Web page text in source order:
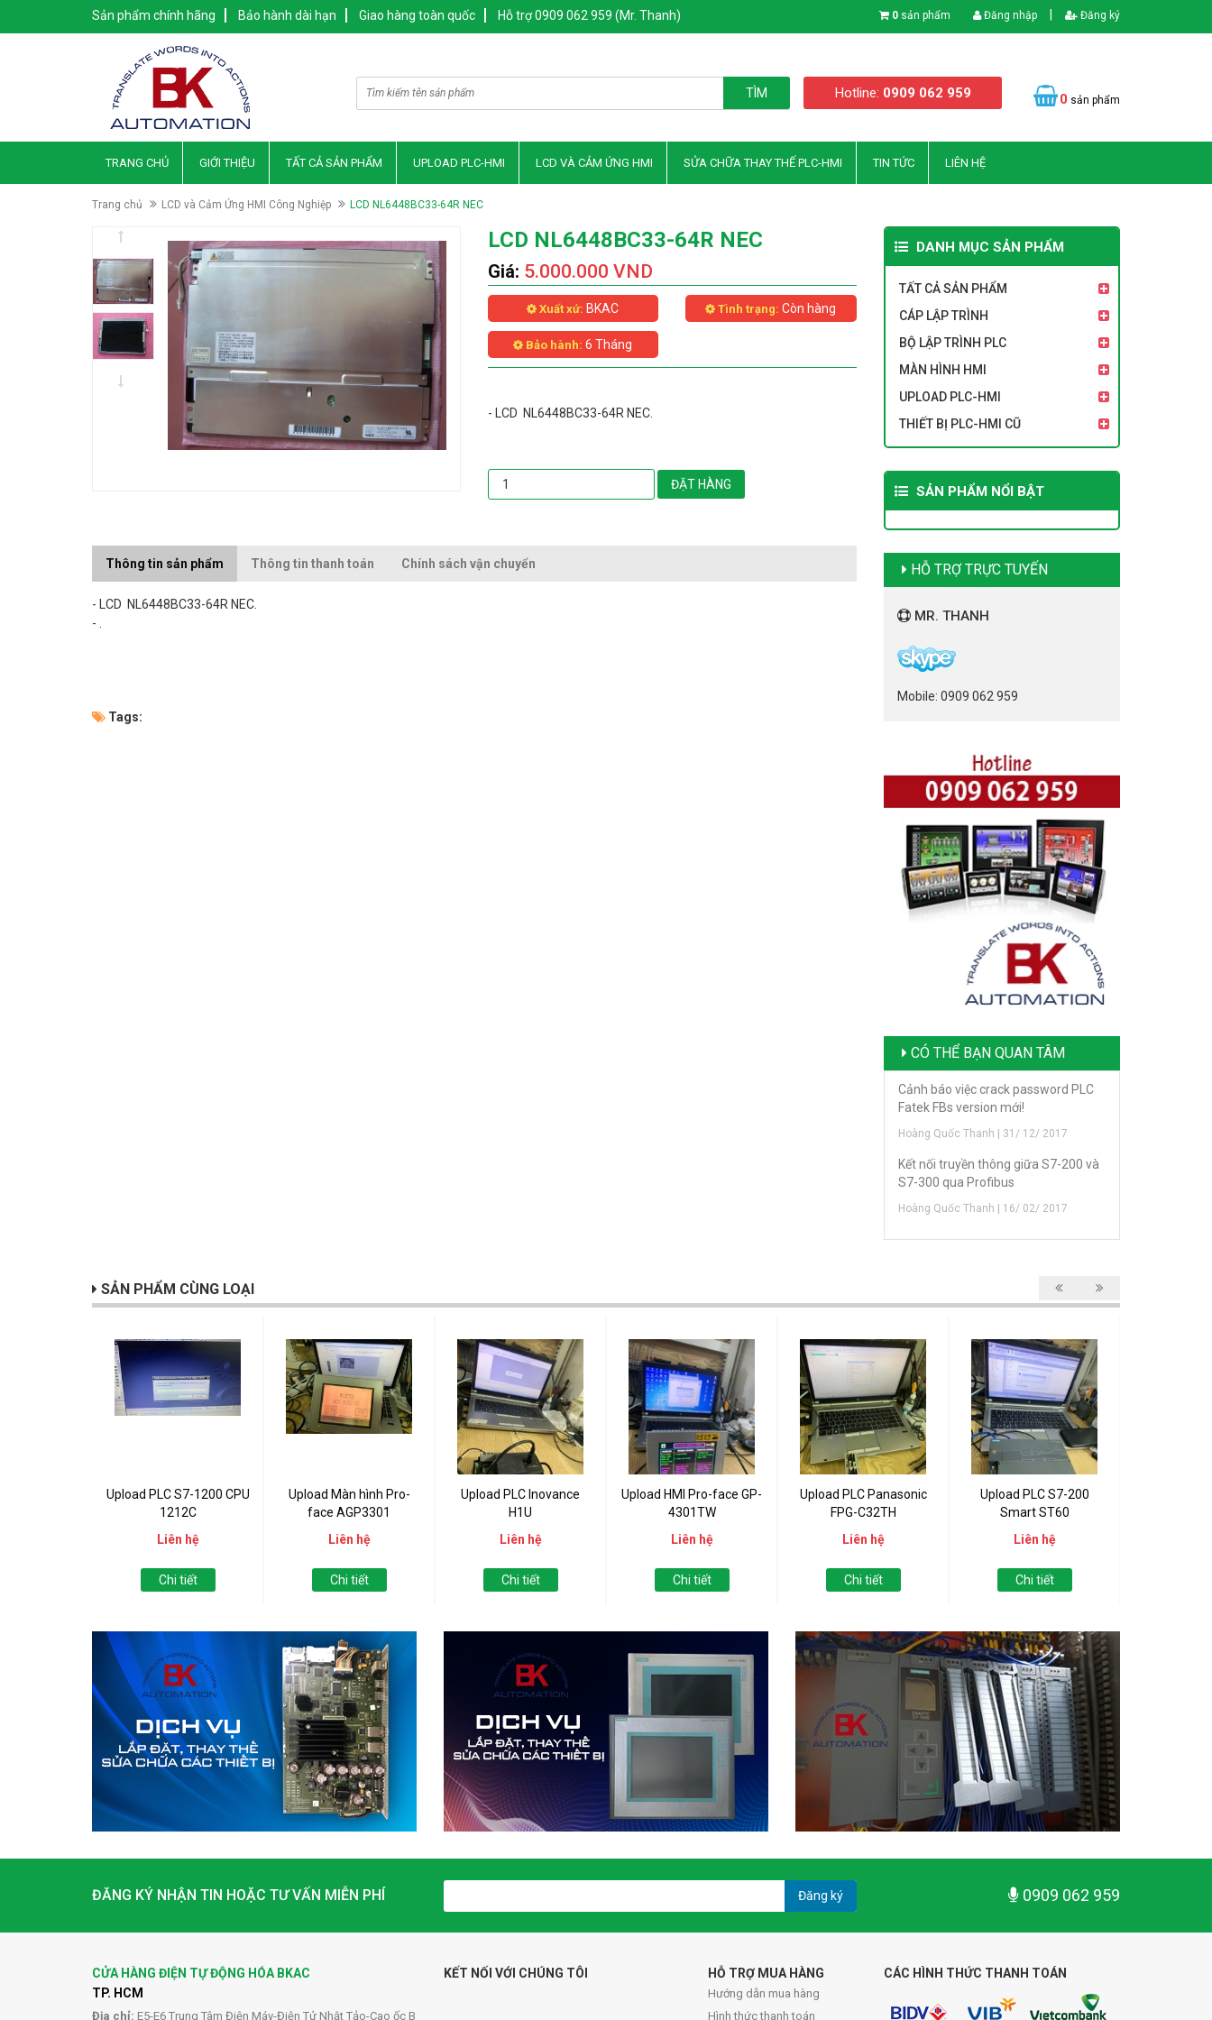
Sản phẩm chính hãng Bảo hành dài hạn Giao hàng toàn quốc Hỗ trợ 0909 062 959 (Mr. Thanh) 0 sản phẩm Đăng nhập Đăng ký
TÌM Hotline: 0909 062 959 0 sản phẩm
TRANG CHỦ GIỚI THIỆU TẤT CẢ SẢN PHẨM UPLOAD PLC-HMI LCD VÀ CẢM ỨNG HMI SỬA CHỮA THAY THẾ PLC-HMI TIN TỨC LIÊN HỆ
Trang chủ LCD và Cảm Ứng HMI Công Nghiệp LCD NL6448BC33-64R NEC
LCD NL6448BC33-64R NEC
Giá: 5.000.000 VND
Xuất xứ: BKAC Tình trạng: Còn hàng
Bảo hành: 6 Tháng
- LCD NL6448BC33-64R NEC.
ĐẶT HÀNG
Thông tin sản phẩm Thông tin thanh toán Chính sách vận chuyển
- LCD NL6448BC33-64R NEC.
- .
Tags:
DANH MỤC SẢN PHẨM
TẤT CẢ SẢN PHẨM
CÁP LẬP TRÌNH
BỘ LẬP TRÌNH PLC
MÀN HÌNH HMI
UPLOAD PLC-HMI
THIẾT BỊ PLC-HMI CŨ
SẢN PHẨM NỔI BẬT
HỖ TRỢ TRỰC TUYẾN
MR. THANH
Mobile: 0909 062 959
CÓ THỂ BẠN QUAN TÂM
Cảnh báo việc crack password PLC
Fatek FBs version mới!
Hoàng Quốc Thanh | 31/ 12/ 2017
Kết nối truyền thông giữa S7-200 và
S7-300 qua Profibus
Hoàng Quốc Thanh | 16/ 02/ 2017
SẢN PHẨM CÙNG LOẠI
Upload PLC S7-1200 CPU
1212C
Liên hệ
Chi tiết
Upload Màn hình Pro-
face AGP3301
Liên hệ
Chi tiết
Upload PLC Inovance
H1U
Liên hệ
Chi tiết
Upload HMI Pro-face GP-
4301TW
Liên hệ
Chi tiết
Upload PLC Panasonic
FPG-C32TH
Liên hệ
Chi tiết
Upload PLC S7-200
Smart ST60
Liên hệ
Chi tiết
ĐĂNG KÝ NHẬN TIN HOẶC TƯ VẤN MIỄN PHÍ Đăng ký 0909 062 959
CỬA HÀNG ĐIỆN TỰ ĐỘNG HÓA BKAC
TP. HCM
Địa chỉ: E5-E6 Trung Tâm Điện Máy-Điện Tử Nhật Tảo-Cao ốc B
KẾT NỐI VỚI CHÚNG TÔI HỖ TRỢ MUA HÀNG
Hướng dẫn mua hàng
Hình thức thanh toán
CÁC HÌNH THỨC THANH TOÁN